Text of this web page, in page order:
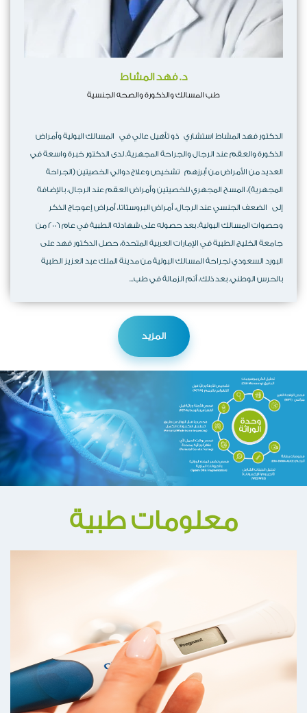
د. فهد المشاط
طب المسالك والذكورة والصحه الجنسية
الدكتور فهد المشاط استشاري ذو تأهيل عالي في المسالك البولية وأمراض
الذكورة والعقم عند الرجال والجراحة المجهرية. لدى الدكتور خبرة واسعة في
العديد من الأمراض من أبرزهم تشخيص وعلاج دوالي الخصيتين (الجراحة
المجهرية)، المسح المجهري للخصيتين وأمراض العقم عند الرجال. بالإضافة
إلى الضعف الجنسي عند الرجال، أمراض البروستاتا، أمراض إعوجاج الذكر
وحصوات المسالك البولية. بعد حصوله على شهادته الطبية في عام 2006 من
جامعة الخليج الطبية في الإمارات العربية المتحدة، حصل الدكتور فهد على
البورد السعودي لجراحة المسالك البولية من مدينة الملك عبد العزيز الطبية
بالحرس الوطني. بعد ذلك، أتم الزمالة في طب...
المزيد
معلومات طبية